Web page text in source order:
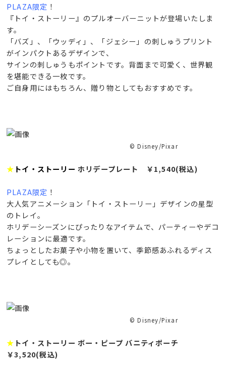
PLAZA限定 ！
『トイ・ストーリー』のプルオーバーニットが登場いたしま
す。
「バズ」、「ウッディ」、「ジェシー」の刺しゅうプリント
がインパクトあるデザインで、
サインの刺しゅうもポイントです。背面まで可愛く、世界観
を堪能できる一枚です。
ご自身用にはもちろん、贈り物としてもおすすめです。
© Disney/Pixar
★ トイ・ストーリー ホリデープレート ￥1,540(税込)
PLAZA限定 ！
大人気アニメーション「トイ・ストーリー」デザインの星型
のトレイ。
ホリデーシーズンにぴったりなアイテムで、パーティーやデコ
レーションに最適です。
ちょっとしたお菓子や小物を置いて、季節感あふれるディス
プレイとしても◎。
© Disney/Pixar
★ トイ・ストーリー ボー・ピープ バニティポーチ
￥3,520(税込)